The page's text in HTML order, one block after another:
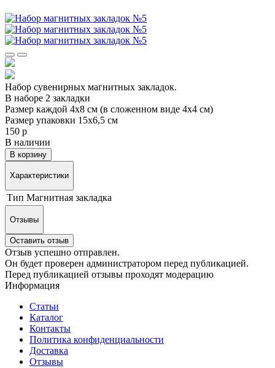
Набор сувенирных магнитных закладок.
В наборе 2 закладки
Размер каждой 4х8 см (в сложенном виде 4х4 см)
Размер упаковки 15х6,5 см
150 р
В наличии
В корзину
Характеристики
Тип Магнитная закладка
Отзывы
Оставить отзыв
Отзыв успешно отправлен.
Он будет проверен администратором перед публикацией.
Перед публикацией отзывы проходят модерацию
Информация
Статьи
Каталог
Контакты
Политика конфиденциальности
Доставка
Отзывы